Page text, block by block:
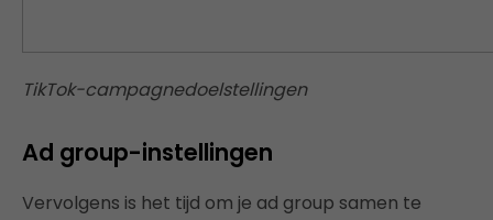
TikTok-campagnedoelstellingen
Ad group-instellingen
Vervolgens is het tijd om je ad group samen te